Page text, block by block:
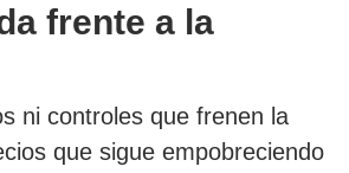
frente a la
ni controles que frenen la
que sigue empobreciendo